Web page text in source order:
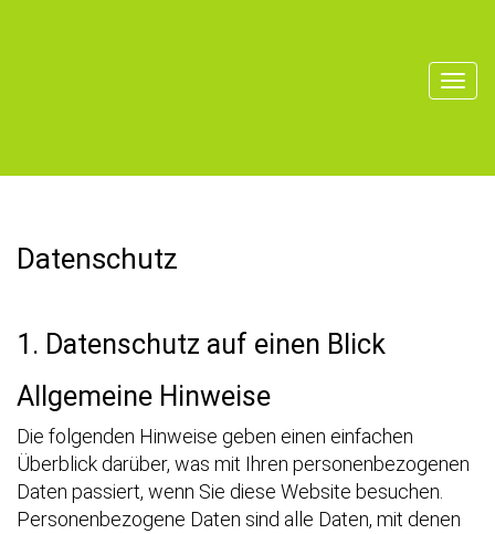
Datenschutz­
1. Datenschutz auf einen Blick
Allgemeine Hinweise
Die folgenden Hinweise geben einen einfachen
Überblick darüber, was mit Ihren personenbezogenen
Daten passiert, wenn Sie diese Website besuchen.
Personenbezogene Daten sind alle Daten, mit denen